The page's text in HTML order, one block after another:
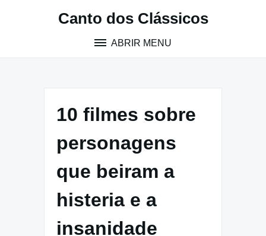
Canto dos Clássicos
ABRIR MENU
10 filmes sobre
personagens
que beiram a
histeria e a
insanidade